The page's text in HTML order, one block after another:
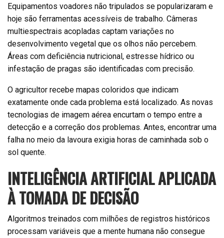
Equipamentos voadores não tripulados se popularizaram e
hoje são ferramentas acessíveis de trabalho. Câmeras
multiespectrais acopladas captam variações no
desenvolvimento vegetal que os olhos não percebem.
Áreas com deficiência nutricional, estresse hídrico ou
infestação de pragas são identificadas com precisão.
O agricultor recebe mapas coloridos que indicam
exatamente onde cada problema está localizado. As novas
tecnologias de imagem aérea encurtam o tempo entre a
detecção e a correção dos problemas. Antes, encontrar uma
falha no meio da lavoura exigia horas de caminhada sob o
sol quente.
INTELIGÊNCIA ARTIFICIAL APLICADA
À TOMADA DE DECISÃO
Algoritmos treinados com milhões de registros históricos
processam variáveis que a mente humana não consegue